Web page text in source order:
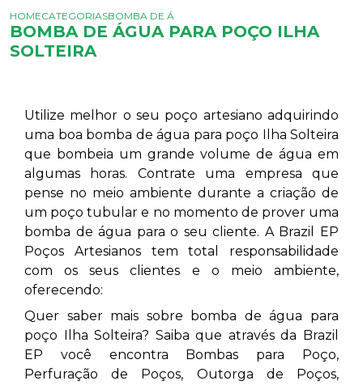
HOMECATEGORIASBOMBA DE ÁGUA PARA POÇO ILHA SOLTEIRA
BOMBA DE ÁGUA PARA POÇO ILHA
SOLTEIRA
Utilize melhor o seu poço artesiano adquirindo
uma boa bomba de água para poço Ilha Solteira
que bombeia um grande volume de água em
algumas horas. Contrate uma empresa que
pense no meio ambiente durante a criação de
um poço tubular e no momento de prover uma
bomba de água para o seu cliente. A Brazil EP
Poços Artesianos tem total responsabilidade
com os seus clientes e o meio ambiente,
oferecendo:
Quer saber mais sobre bomba de água para
poço Ilha Solteira? Saiba que através da Brazil
EP você encontra Bombas para Poço,
Perfuração de Poços, Outorga de Poços,